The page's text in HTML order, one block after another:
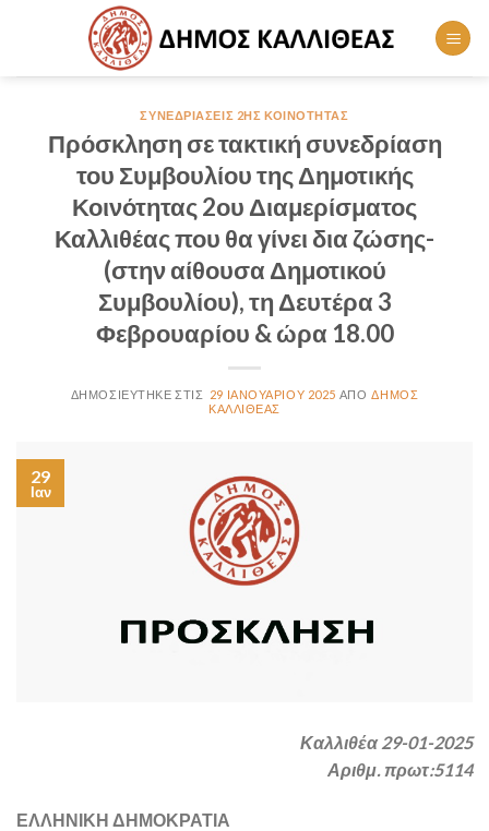
ΣΥΝΕΔΡΙΆΣΕΙΣ 2ΗΣ ΚΟΙΝΌΤΗΤΑΣ
Πρόσκληση σε τακτική συνεδρίαση
του Συμβουλίου της Δημοτικής
Κοινότητας 2ου Διαμερίσματος
Καλλιθέας που θα γίνει δια ζώσης-
(στην αίθουσα Δημοτικού
Συμβουλίου), τη Δευτέρα 3
Φεβρουαρίου & ώρα 18.00
29 ΙΑΝΟΥΑΡΊΟΥ 2025
ΔΉΜΟΣ
ΚΑΛΛΙΘΈΑΣ
29
Ιαν
Καλλιθέα 29-01-2025
Αριθμ. πρωτ:5114
ΕΛΛΗΝΙΚΗ ΔΗΜΟΚΡΑΤΙΑ